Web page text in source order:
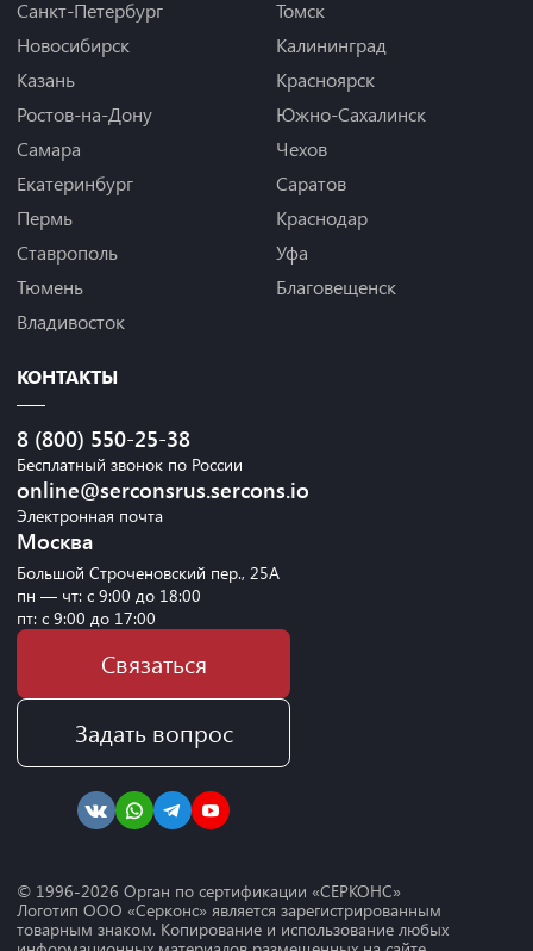
Санкт-Петербург
Новосибирск
Казань
Ростов-на-Дону
Самара
Екатеринбург
Пермь
Ставрополь
Тюмень
Владивосток
Томск
Калининград
Красноярск
Южно-Сахалинск
Чехов
Саратов
Краснодар
Уфа
Благовещенск
КОНТАКТЫ
8 (800) 550-25-38
Бесплатный звонок по России
online@serconsrus.sercons.io
Электронная почта
Москва
Большой Строченовский пер., 25А
пн — чт: с 9:00 до 18:00
пт: с 9:00 до 17:00
Связаться
Задать вопрос
© 1996-2026 Орган по сертификации «СЕРКОНС»
Логотип ООО «Серконс» является зарегистрированным
товарным знаком. Копирование и использование любых